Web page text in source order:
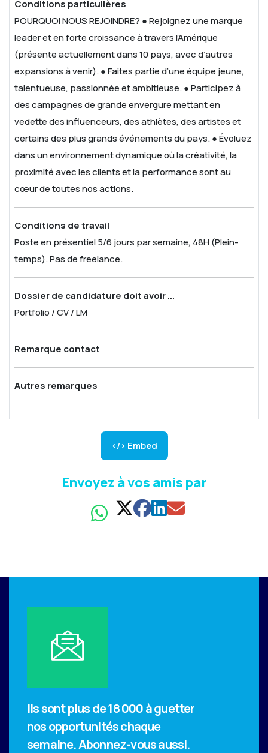
Conditions particulières
POURQUOI NOUS REJOINDRE? ● Rejoignez une marque
leader et en forte croissance à travers l’Amérique
(présente actuellement dans 10 pays, avec d’autres
expansions à venir).● Faites partie d’une équipe jeune,
talentueuse, passionnée et ambitieuse.● Participez à
des campagnes de grande envergure mettant en
vedette des influenceurs, des athlètes, des artistes et
certains des plus grands événements du pays.● Évoluez
dans un environnement dynamique où la créativité, la
proximité avec les clients et la performance sont au
cœur de toutes nos actions.
Conditions de travail
Poste en présentiel 5/6 jours par semaine, 48H (Plein-
temps).Pas de freelance.
Dossier de candidature doit avoir ...
Portfolio / CV / LM
Remarque contact
Autres remarques
</> Embed
Envoyez à vos amis par
Ils sont plus de 18 000 à guetter
nos opportunités chaque
semaine.Abonnez-vous aussi.